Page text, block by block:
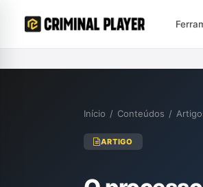
Início / Conteúdos /
ARTIGO